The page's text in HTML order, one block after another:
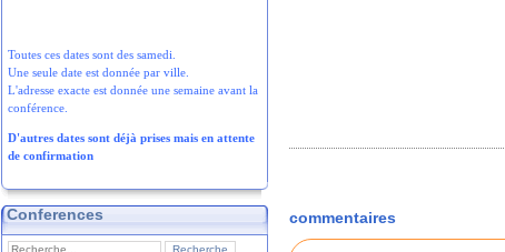
Toutes ces dates sont des samedi.
Une seule date est donnée par ville.
L'adresse exacte est donnée une semaine avant la
conférence.
D'autres dates sont déjà prises mais en attente
de confirmation
Conferences commentaires